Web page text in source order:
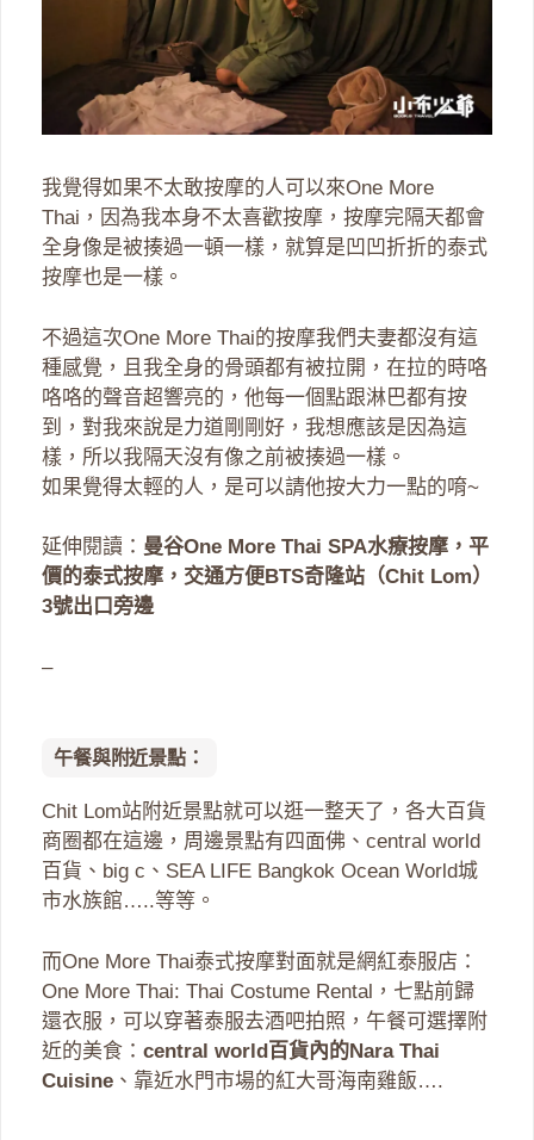
我覺得如果不太敢按摩的人可以來One More
Thai，因為我本身不太喜歡按摩，按摩完隔天都會
全身像是被揍過一頓一樣，就算是凹凹折折的泰式
按摩也是一樣。
不過這次One More Thai的按摩我們夫妻都沒有這
種感覺，且我全身的骨頭都有被拉開，在拉的時咯
咯咯的聲音超響亮的，他每一個點跟淋巴都有按
到，對我來說是力道剛剛好，我想應該是因為這
樣，所以我隔天沒有像之前被揍過一樣。
如果覺得太輕的人，是可以請他按大力一點的唷~
延伸閱讀： 曼谷One More Thai SPA水療按摩，平
價的泰式按摩，交通方便BTS奇隆站（Chit Lom）
3號出口旁邊
–
午餐與附近景點：
Chit Lom站附近景點就可以逛一整天了，各大百貨
商圈都在這邊，周邊景點有四面佛、central world
百貨、big c、SEA LIFE Bangkok Ocean World城
市水族館…..等等。
而One More Thai泰式按摩對面就是網紅泰服店：
One More Thai: Thai Costume Rental，七點前歸
還衣服，可以穿著泰服去酒吧拍照，午餐可選擇附
近的美食： central world百貨內的Nara Thai
Cuisine 、靠近水門市場的紅大哥海南雞飯….